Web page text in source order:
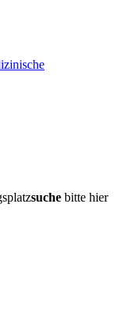
suche bitte hier